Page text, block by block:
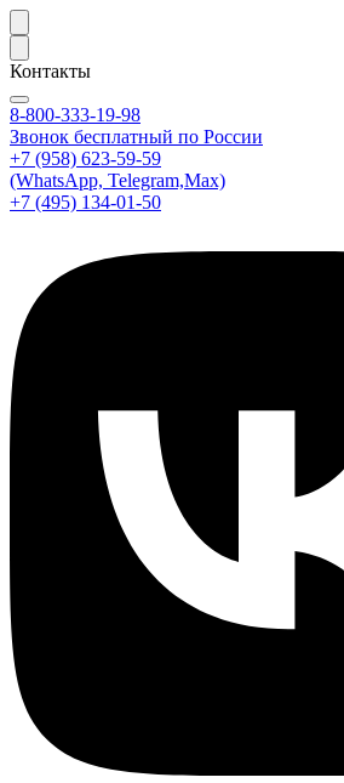
Контакты
8-800-333-19-98
Звонок бесплатный по России
+7 (958) 623-59-59
(WhatsApp, Telegram,Max)
+7 (495) 134-01-50